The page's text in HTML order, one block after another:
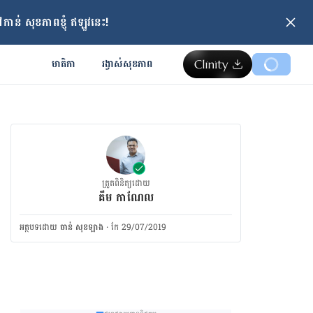
ន់ សុខភាពខ្ញុំ ឥឡូវនេះ!
មាតិកា រង្វាស់​សុខភាព
ត្រួតពិនិត្យដោយ
គឹម កាណែល
អត្ថបទ​ដោយ ចាន់ សុខឡាង ·កែ 29/07/2019